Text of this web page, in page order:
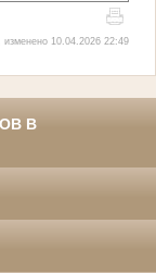
изменено 10.04.2026 22:49
В